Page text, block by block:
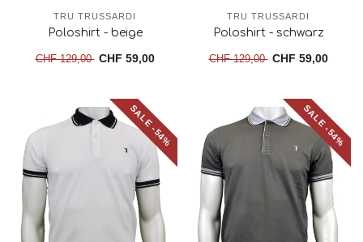
TRU TRUSSARDI
Poloshirt - beige
CHF 129,00 CHF 59,00
TRU TRUSSARDI
Poloshirt - schwarz
CHF 129,00 CHF 59,00
SALE -54% SALE -54%